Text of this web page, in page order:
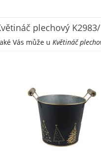
plechový K2983/
Vás může u Květináč